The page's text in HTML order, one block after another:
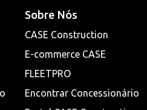
Sobre Nós
CASE Construction
E-commerce CASE
FLEETPRO
Encontrar Concessionário